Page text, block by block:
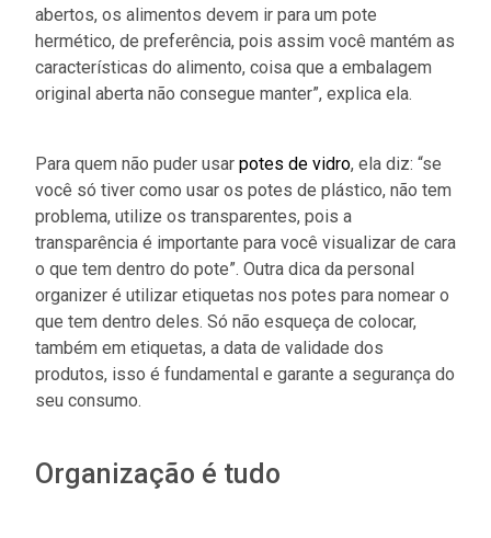
abertos, os alimentos devem ir para um pote
hermético, de preferência, pois assim você mantém as
características do alimento, coisa que a embalagem
original aberta não consegue manter”, explica ela.
Para quem não puder usar potes de vidro, ela diz: “se
você só tiver como usar os potes de plástico, não tem
problema, utilize os transparentes, pois a
transparência é importante para você visualizar de cara
o que tem dentro do pote”. Outra dica da personal
organizer é utilizar etiquetas nos potes para nomear o
que tem dentro deles. Só não esqueça de colocar,
também em etiquetas, a data de validade dos
produtos, isso é fundamental e garante a segurança do
seu consumo.
Organização é tudo